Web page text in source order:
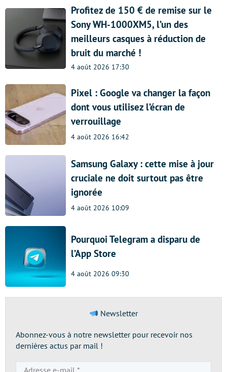
Profitez de 150 € de remise sur le
Sony WH-1000XM5, l’un des
meilleurs casques à réduction de
bruit du marché !
4 août 2026 17:30
Pixel : Google va changer la façon
dont vous utilisez l’écran de
verrouillage
4 août 2026 16:42
Samsung Galaxy : cette mise à jour
cruciale ne doit surtout pas être
ignorée
4 août 2026 10:09
Pourquoi Telegram a disparu de
l’App Store
4 août 2026 09:30
Newsletter
Abonnez-vous à notre newsletter pour recevoir nos
dernières actus par mail !